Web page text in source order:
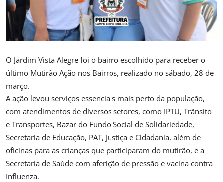
O Jardim Vista Alegre foi o bairro escolhido para receber o
último Mutirão Ação nos Bairros, realizado no sábado, 28 de
março.
A ação levou serviços essenciais mais perto da população,
com atendimentos de diversos setores, como IPTU, Trânsito
e Transportes, Bazar do Fundo Social de Solidariedade,
Secretaria de Educação, PAT, Justiça e Cidadania, além de
oficinas para as crianças que participaram do mutirão, e a
Secretaria de Saúde com aferição de pressão e vacina contra
Influenza.